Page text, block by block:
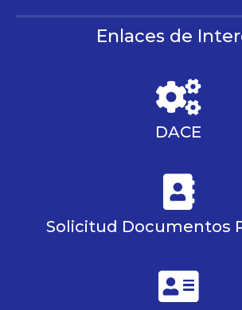
Enlaces de
DACE
Solicitud Documentos